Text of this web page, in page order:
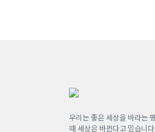
우리는 좋은 세상을 바라는
때 세상은 바뀐다고 믿습니